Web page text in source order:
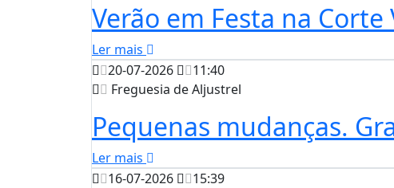
Verão em Festa na Corte
Ler mais
20-07-2026
11:40
Freguesia de Aljustrel
Pequenas mudanças.
Ler mais
16-07-2026
15:39